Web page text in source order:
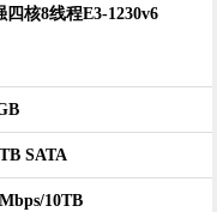
四核8线程E3-1230v6
SATA
10TB